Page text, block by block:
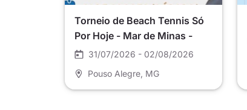
Torneio de Beach Tennis Só
Por Hoje - Mar de Minas -
Pouso Alegre
31/07/2026 - 02/08/2026
Pouso Alegre , MG